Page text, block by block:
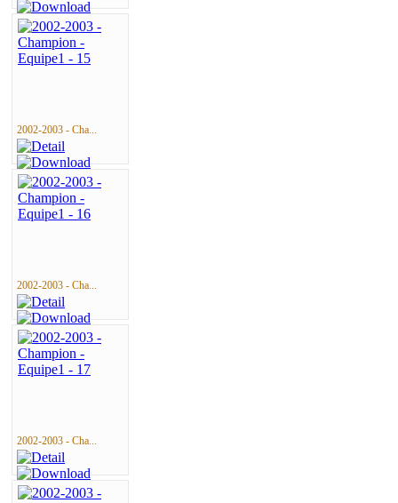
2002-2003 - Cha...
2002-2003 - Cha...
2002-2003 - Cha...